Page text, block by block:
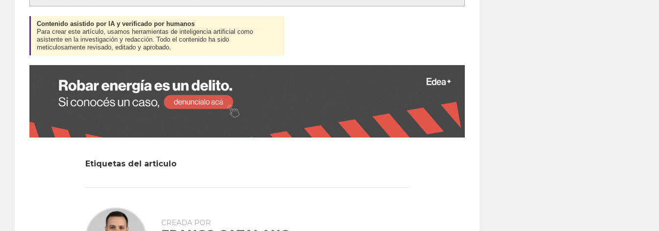
Contenido asistido por IA y verificado por humanos
Para crear este artículo, usamos herramientas de inteligencia artificial como
asistente en la investigación y redacción. Todo el contenido ha sido
meticulosamente revisado, editado y aprobado.
Etiquetas del articulo
CREADA POR